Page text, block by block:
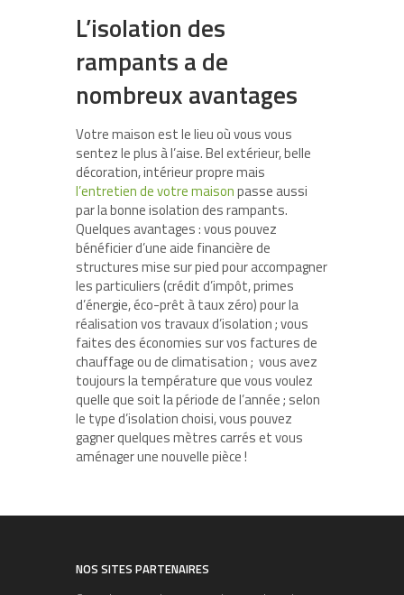
L’isolation des
rampants a de
nombreux avantages
Votre maison est le lieu où vous vous
sentez le plus à l’aise. Bel extérieur, belle
décoration, intérieur propre mais
l’entretien de votre maisonpasse aussi
par la bonne isolation des rampants.
Quelques avantages : vous pouvez
bénéficier d’une aide financière de
structures mise sur pied pour accompagner
les particuliers (crédit d’impôt, primes
d’énergie, éco-prêt à taux zéro) pour la
réalisation vos travaux d’isolation ; vous
faites des économies sur vos factures de
chauffage ou de climatisation ; vous avez
toujours la température que vous voulez
quelle que soit la période de l’année ; selon
le type d’isolation choisi, vous pouvez
gagner quelques mètres carrés et vous
aménager une nouvelle pièce !
NOS SITES PARTENAIRES